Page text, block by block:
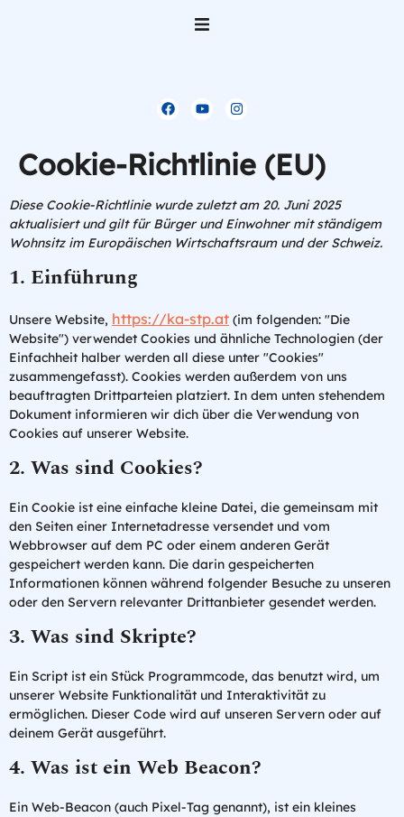
Team
Gliederungen der KA
Was sich tut
Mitglied werden
Archiv
Downloads
Cookie-Richtlinie (EU)
Diese Cookie-Richtlinie wurde zuletzt am 20. Juni 2025
aktualisiert und gilt für Bürger und Einwohner mit ständigem
Wohnsitz im Europäischen Wirtschaftsraum und der Schweiz.
1. Einführung
Unsere Website, https://ka-stp.at (im folgenden: "Die
Website") verwendet Cookies und ähnliche Technologien (der
Einfachheit halber werden all diese unter "Cookies"
zusammengefasst). Cookies werden außerdem von uns
beauftragten Drittparteien platziert. In dem unten stehendem
Dokument informieren wir dich über die Verwendung von
Cookies auf unserer Website.
2. Was sind Cookies?
Ein Cookie ist eine einfache kleine Datei, die gemeinsam mit
den Seiten einer Internetadresse versendet und vom
Webbrowser auf dem PC oder einem anderen Gerät
gespeichert werden kann. Die darin gespeicherten
Informationen können während folgender Besuche zu unseren
oder den Servern relevanter Drittanbieter gesendet werden.
3. Was sind Skripte?
Ein Script ist ein Stück Programmcode, das benutzt wird, um
unserer Website Funktionalität und Interaktivität zu
ermöglichen. Dieser Code wird auf unseren Servern oder auf
deinem Gerät ausgeführt.
4. Was ist ein Web Beacon?
Ein Web-Beacon (auch Pixel-Tag genannt), ist ein kleines